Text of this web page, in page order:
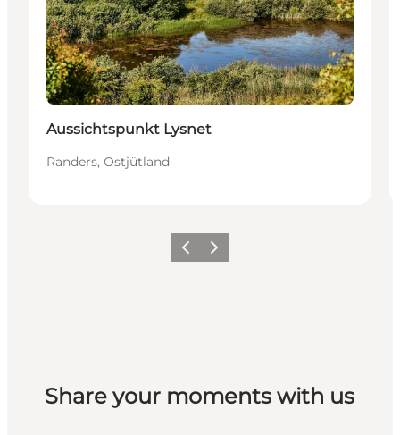
Aussichtspunkt Lysnet
Randers, Ostjütland
ZurückWeiter
Share your moments with us